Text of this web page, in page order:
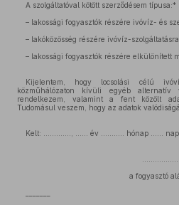
A szolgáltatóval kötött szerződésem típusa:*
– lakossági fogyasztók részére ivóvíz- és
– lakóközösség részére ivóvíz-szolgáltatásra,
– lakossági fogyasztók részére elkülönített
Kijelentem, hogy locsolási célú
közműhálózaton kívüli egyéb alternatív
rendelkezem, valamint a fent közölt
Tudomásul veszem, hogy az adatok
Kelt: ............., ...... év ........... hónap ...... nap
a fogyasztó